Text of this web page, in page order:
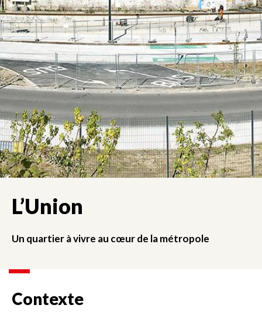
L’Union
Un quartier à vivre au cœur de la métropole
Contexte